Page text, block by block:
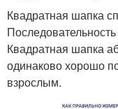
Квадратная шапка
Квадратная шапка
одинаково хорошо
взрослым.